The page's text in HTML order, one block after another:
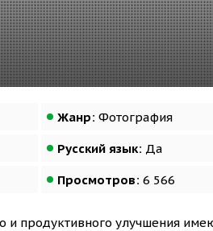
Жанр: Фотография
Русский язык: Да
Просмотров: 6 566
и продуктивного улучшения